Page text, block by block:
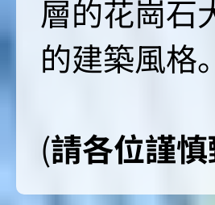
層的花崗石
的建築風格。
(請各位謹